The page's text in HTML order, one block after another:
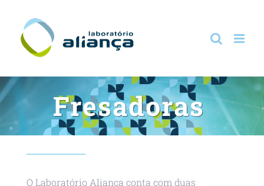
Fresadoras
O Laboratório Aliança conta com duas